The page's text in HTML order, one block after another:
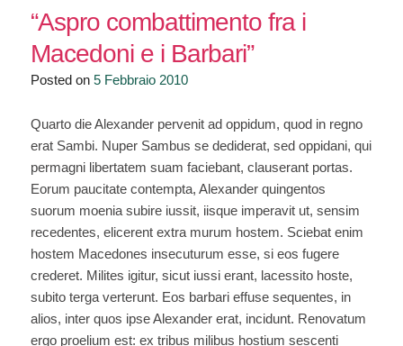
“Aspro combattimento fra i
Macedoni e i Barbari”
Posted on 5 Febbraio 2010
Quarto die Alexander pervenit ad oppidum, quod in regno
erat Sambi. Nuper Sambus se dediderat, sed oppidani, qui
permagni libertatem suam faciebant, clauserant portas.
Eorum paucitate contempta, Alexander quingentos
suorum moenia subire iussit, iisque imperavit ut, sensim
recedentes, elicerent extra murum hostem. Sciebat enim
hostem Macedones insecuturum esse, si eos fugere
crederet. Milites igitur, sicut iussi erant, lacessito hoste,
subito terga verterunt. Eos barbari effuse sequentes, in
alios, inter quos ipse Alexander erat, incidunt. Renovatum
ergo proelium est: ex tribus milibus hostium sescenti